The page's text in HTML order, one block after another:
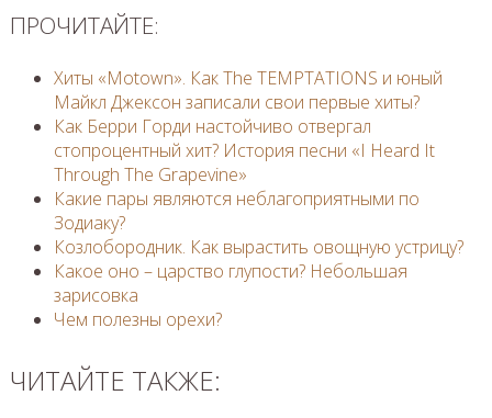
ПРОЧИТАЙТЕ:
Хиты «Motown». Как The TEMPTATIONS и юный
Майкл Джексон записали свои первые хиты?
Как Берри Горди настойчиво отвергал
стопроцентный хит? История песни «I Heard It
Through The Grapevine»
Какие пары являются неблагоприятными по
Зодиаку?
Козлобородник. Как вырастить овощную устрицу?
Какое оно – царство глупости? Небольшая
зарисовка
Чем полезны орехи?
ЧИТАЙТЕ ТАКЖЕ: